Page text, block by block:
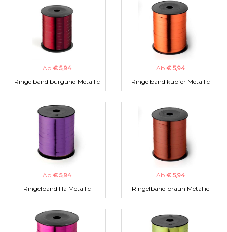
Ab € 5,94
Ringelband burgund Metallic
Ab € 5,94
Ringelband kupfer Metallic
Ab € 5,94
Ringelband lila Metallic
Ab € 5,94
Ringelband braun Metallic